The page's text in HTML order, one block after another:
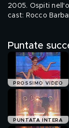
2005. Ospiti
cast: Rocco
Puntate
PROSSIMO VIDEO
PUNTATA INTERA